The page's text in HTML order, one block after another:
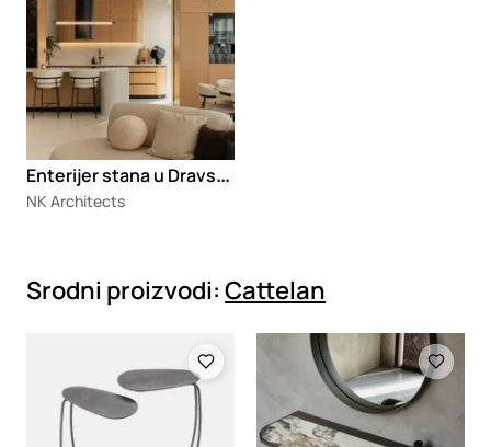
E
nterijer stana u Dravskoj
NK Architects
Srodni proizvodi: Cattelan
Loading